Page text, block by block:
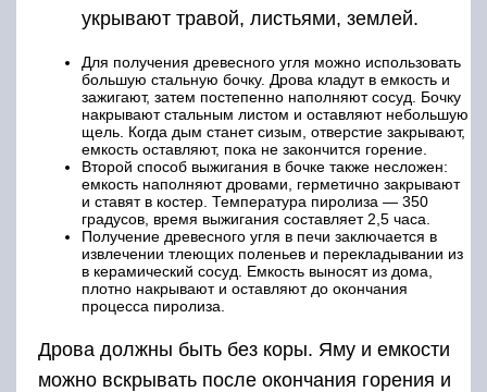
укрывают травой, листьями, землей.
Для получения древесного угля можно использовать
большую стальную бочку. Дрова кладут в емкость и
зажигают, затем постепенно наполняют сосуд. Бочку
накрывают стальным листом и оставляют небольшую
щель. Когда дым станет сизым, отверстие закрывают,
емкость оставляют, пока не закончится горение.
Второй способ выжигания в бочке также несложен:
емкость наполняют дровами, герметично закрывают
и ставят в костер. Температура пиролиза — 350
градусов, время выжигания составляет 2,5 часа.
Получение древесного угля в печи заключается в
извлечении тлеющих поленьев и перекладывании из
в керамический сосуд. Емкость выносят из дома,
плотно накрывают и оставляют до окончания
процесса пиролиза.
Дрова должны быть без коры. Яму и емкости
можно вскрывать после окончания горения и